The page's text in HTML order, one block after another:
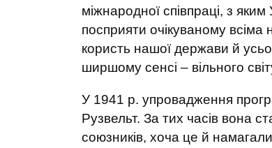
міжнародної співпраці, з
посприяти очікуваному
користь нашої держави й
ширшому сенсі – вільного
У 1941 р. упровадження
Рузвельт. За тих часів вона
союзників, хоча це й